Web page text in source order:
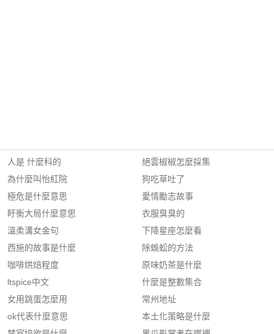
人是 什麼科的
為什麼叫怡紅院
極危是什麼意思
盱衡大局什麼意思
溫柔溝女金句
西施的故事是什麼
咖啡烘焙程度
ltspice中文
女用跳蛋怎麼用
ok代表什麼意思
絕雲椒椒怎麼採集
狗吃草吐了
愛情勵志故事
衣服臭臭的
下降星座怎麼看
除蜈蚣的方法
原味奶茶是什麼
什麼是整數集合
常州地址
本土化策略是什麼